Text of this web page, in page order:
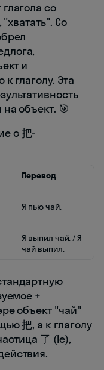
со
Со
и
глаголу. Эта
объект. 🎯
с 把-
Перевод
Я пью чай.
Я выпил чай. / Я
чай выпил.
+
объект "чай"
把, а к глаголу
了 (le),